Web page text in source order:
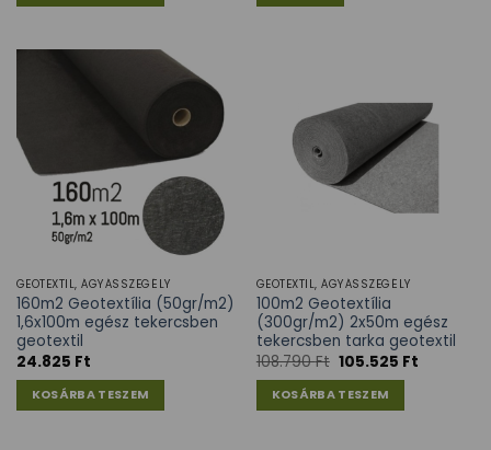
GEOTEXTIL, ÁGYÁSSZEGÉLY
160m2 Geotextília (50gr/m2)
1,6x100m egész tekercsben
geotextil
24.825 Ft
KOSÁRBA TESZEM
GEOTEXTIL, ÁGYÁSSZEGÉLY
100m2 Geotextília
(300gr/m2) 2x50m egész
tekercsben tarka geotextil
108.790Ft 105.525 Ft
KOSÁRBA TESZEM